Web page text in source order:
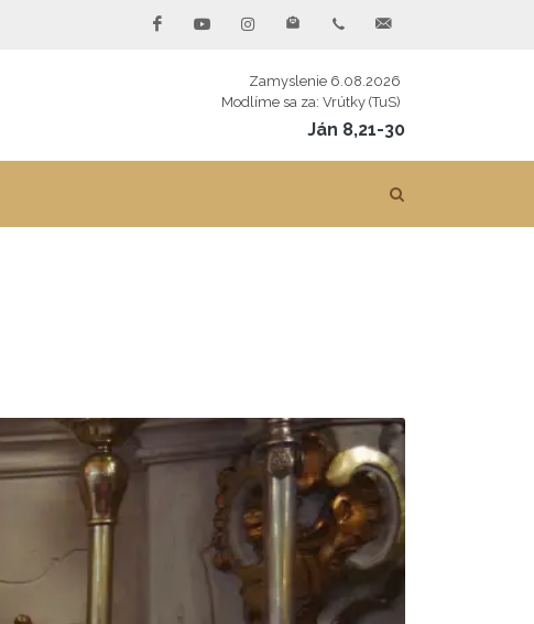
Zamyslenie 6.08.2026
Modlíme sa za: Vrútky (TuS)
Ján 8,21-30